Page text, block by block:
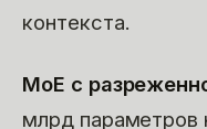
контекста.
MoE с
млрд параметров